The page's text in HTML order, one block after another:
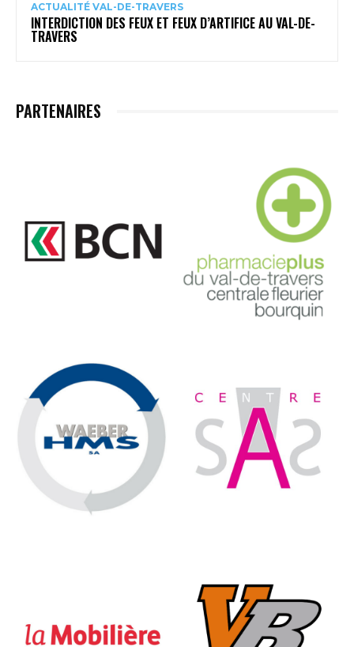
ACTUALITÉ VAL-DE-TRAVERS
INTERDICTION DES FEUX ET FEUX D’ARTIFICE AU VAL-DE-
TRAVERS
PARTENAIRES